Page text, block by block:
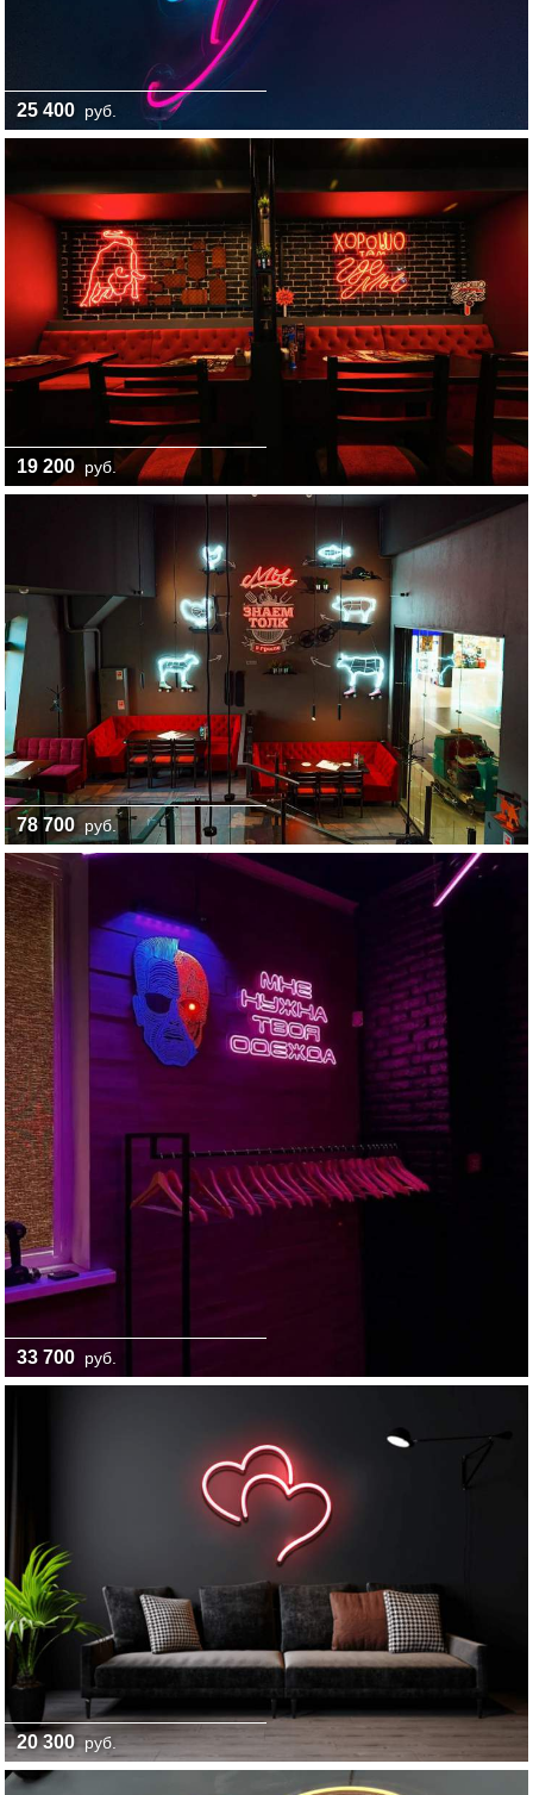
25 400 руб.
19 200 руб.
78 700 руб.
33 700 руб.
20 300 руб.